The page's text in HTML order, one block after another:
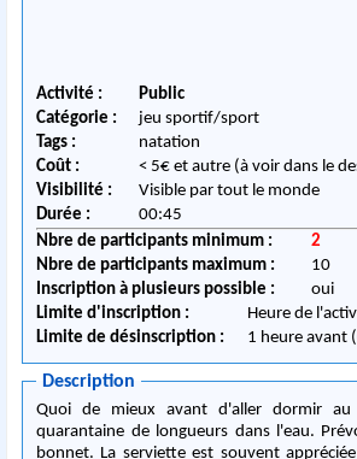
Activité :
Public
Catégorie :
jeu sportif/sport
Tags :
natation
Coût :
< 5€ et autre (à voir dans le
Visibilité :
Visible par tout le monde
Durée :
00:45
Nbre de participants minimum :
2
Nbre de participants maximum :
10
Inscription à plusieurs possible :
oui
Limite d'inscription :
Heure de
Limite de désinscription :
1 heure avant
Description
Quoi de mieux avant d'aller dormir au bureau.
quarantaine de longueurs dans l'eau. Prévoir un maillot et un
bonnet. La serviette est souvent appréciée pour se sécher. Ne